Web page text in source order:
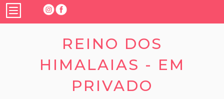
REINO DOS
HIMALAIAS - EM
PRIVADO